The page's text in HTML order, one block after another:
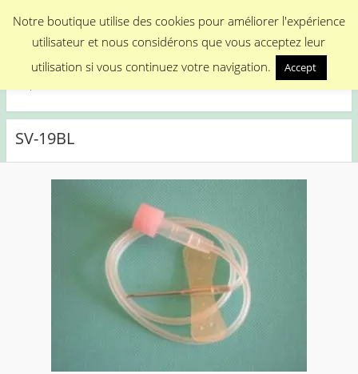
Menu
Medical Promotion
SV-19BL
Notre boutique utilise des cookies pour améliorer l'expérience
utilisateur et nous considérons que vous acceptez leur
utilisation si vous continuez votre navigation.
Accept